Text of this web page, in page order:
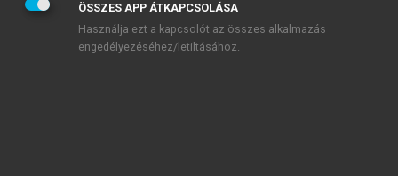
ÖSSZES APP ÁTKAPCSOLÁSA
Használja ezt a kapcsolót az összes alkalmazás
engedélyezéséhez/letiltásához.